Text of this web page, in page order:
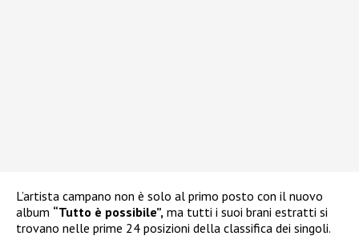
L’artista campano non è solo al primo posto con il nuovo
album “Tutto è possibile”, ma tutti i suoi brani estratti si
trovano nelle prime 24 posizioni della classifica dei singoli.